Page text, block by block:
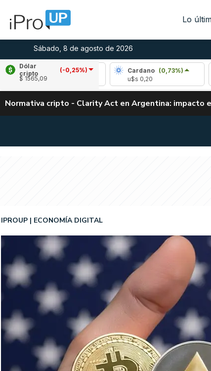
Lo
Sábado, 8 de agosto de 2026
Dólar
cripto
(-0,25%)
$ 1565,09
(1,31%)
1,03
Cardano (0,73%)
Normativa cripto - Clarity Act en Argentina: impacto
IPROUP ECONOMÍA DIGITAL